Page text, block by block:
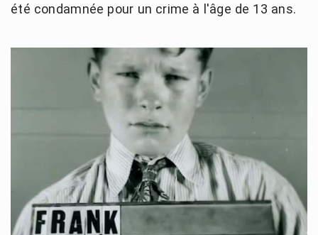
été condamnée pour un crime à l'âge de 13 ans.